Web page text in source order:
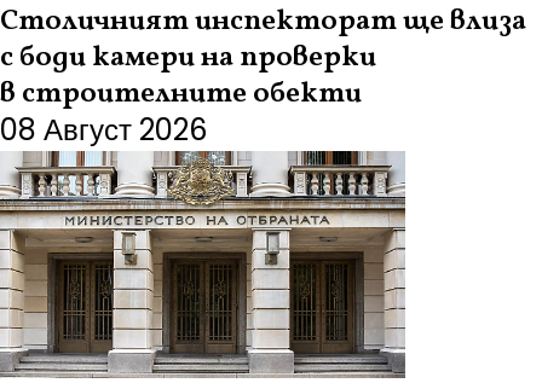
Столичният инспекторат ще влиза
с боди камери на проверки
в строителните обекти
08 Август 2026